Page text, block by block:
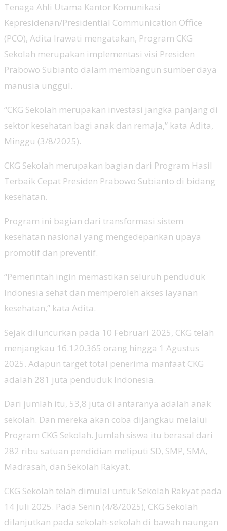
Tenaga Ahli Utama Kantor Komunikasi
Kepresidenan/Presidential Communication Office
(PCO), Adita Irawati mengatakan, Program CKG
Sekolah merupakan implementasi visi Presiden
Prabowo Subianto dalam membangun sumber daya
manusia unggul.
“CKG Sekolah merupakan investasi jangka panjang di
sektor kesehatan bagi anak dan remaja,” kata Adita,
Minggu (3/8/2025).
CKG Sekolah merupakan bagian dari Program Hasil
Terbaik Cepat Presiden Prabowo Subianto di bidang
kesehatan.
Program ini bagian dari transformasi sistem
kesehatan nasional yang mengedepankan upaya
promotif dan preventif.
“Pemerintah ingin memastikan seluruh penduduk
Indonesia sehat dan memperoleh akses layanan
kesehatan,” kata Adita.
Sejak diluncurkan pada 10 Februari 2025, CKG telah
menjangkau 16.120.365 orang hingga 1 Agustus
2025. Adapun target total penerima manfaat CKG
adalah 281 juta penduduk Indonesia.
Dari jumlah itu, 53,8 juta di antaranya adalah anak
sekolah. Dan mereka akan coba dijangkau melalui
Program CKG Sekolah. Jumlah siswa itu berasal dari
282 ribu satuan pendidian meliputi SD, SMP, SMA,
Madrasah, dan Sekolah Rakyat.
CKG Sekolah telah dimulai untuk Sekolah Rakyat pada
14 Juli 2025. Pada Senin (4/8/2025), CKG Sekolah
dilanjutkan pada sekolah-sekolah di bawah naungan